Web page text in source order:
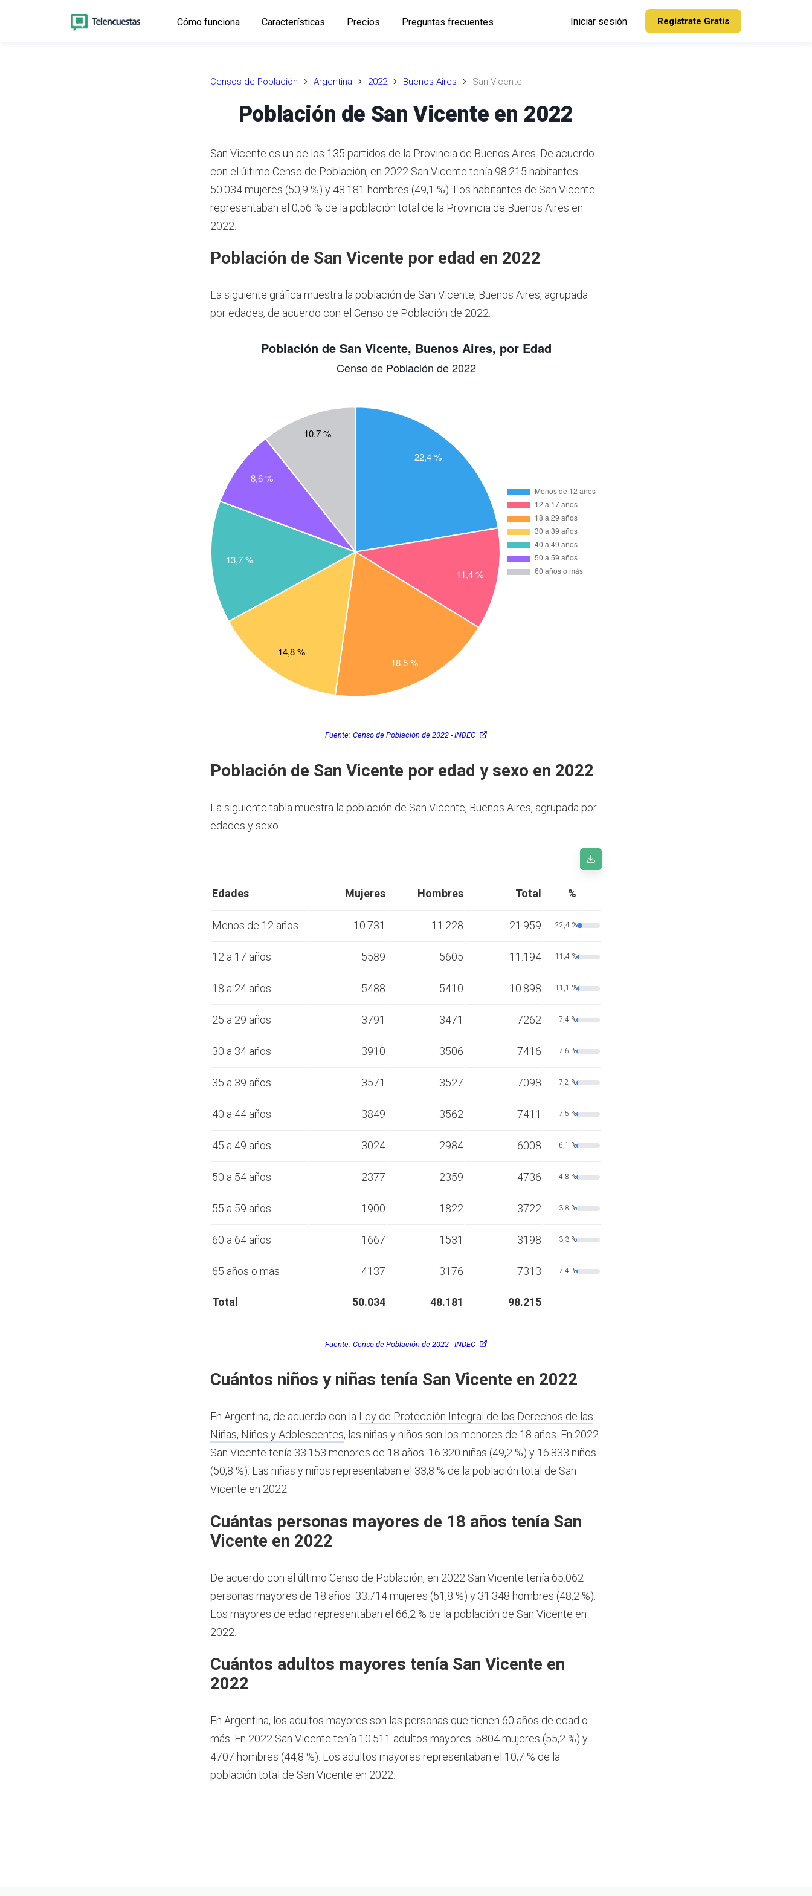
Cómo funciona Características Precios Preguntas frecuentes Iniciar sesión Regístrate Gratis
Censos de Población Argentina 2022 Buenos Aires San Vicente
Población de San Vicente en 2022
San Vicente es un de los 135 partidos de la Provincia de Buenos Aires. De acuerdo
con el último Censo de Población, en 2022 San Vicente tenía 98.215 habitantes:
50.034 mujeres (50,9 %) y 48.181 hombres (49,1 %). Los habitantes de San Vicente
representaban el 0,56 % de la población total de la Provincia de Buenos Aires en
2022.
Población de San Vicente por edad en 2022
La siguiente gráfica muestra la población de San Vicente, Buenos Aires, agrupada
por edades, de acuerdo con el Censo de Población de 2022.
Fuente: Censo de Población de 2022 - INDEC
Población de San Vicente por edad y sexo en 2022
La siguiente tabla muestra la población de San Vicente, Buenos Aires, agrupada por
edades y sexo.
Edades Mujeres Hombres Total %
Menos de 12 años 10.731 11.228 21.959 22,4 %
12 a 17 años 5589 5605 11.194 11,4 %
18 a 24 años 5488 5410 10.898 11,1 %
25 a 29 años 3791 3471 7262 7,4 %
30 a 34 años 3910 3506 7416 7,6 %
35 a 39 años 3571 3527 7098 7,2 %
40 a 44 años 3849 3562 7411 7,5 %
45 a 49 años 3024 2984 6008 6,1 %
50 a 54 años 2377 2359 4736 4,8 %
55 a 59 años 1900 1822 3722 3,8 %
60 a 64 años 1667 1531 3198 3,3 %
65 años o más 4137 3176 7313 7,4 %
Total 50.034 48.181 98.215
Fuente: Censo de Población de 2022 - INDEC
Cuántos niños y niñas tenía San Vicente en 2022
En Argentina, de acuerdo con la Ley de Protección Integral de los Derechos de las
Niñas, Niños y Adolescentes, las niñas y niños son los menores de 18 años. En 2022
San Vicente tenía 33.153 menores de 18 años: 16.320 niñas (49,2 %) y 16.833 niños
(50,8 %). Las niñas y niños representaban el 33,8 % de la población total de San
Vicente en 2022.
Cuántas personas mayores de 18 años tenía San
Vicente en 2022
De acuerdo con el último Censo de Población, en 2022 San Vicente tenía 65.062
personas mayores de 18 años: 33.714 mujeres (51,8 %) y 31.348 hombres (48,2 %).
Los mayores de edad representaban el 66,2 % de la población de San Vicente en
2022.
Cuántos adultos mayores tenía San Vicente en
2022
En Argentina, los adultos mayores son las personas que tienen 60 años de edad o
más. En 2022 San Vicente tenía 10.511 adultos mayores: 5804 mujeres (55,2 %) y
4707 hombres (44,8 %). Los adultos mayores representaban el 10,7 % de la
población total de San Vicente en 2022.